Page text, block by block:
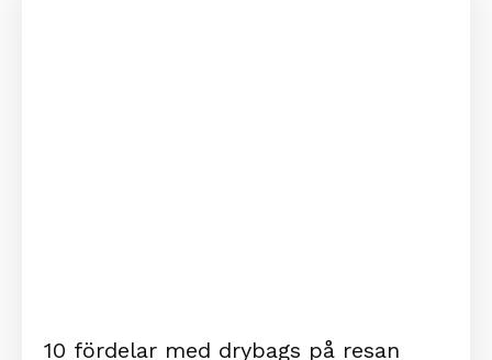
10 fördelar med drybags på resan